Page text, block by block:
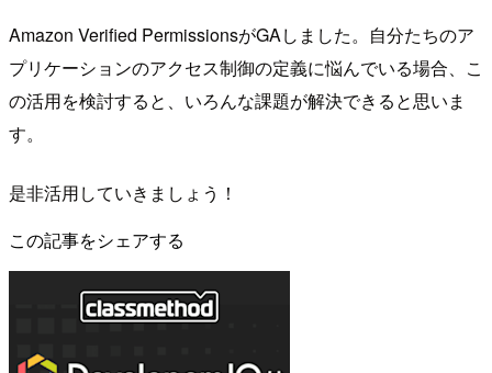
Amazon Verified PermissionsがGAしました。自分たちのア
プリケーションのアクセス制御の定義に悩んでいる場合、こ
の活用を検討すると、いろんな課題が解決できると思いま
す。
是非活用していきましょう！
この記事をシェアする